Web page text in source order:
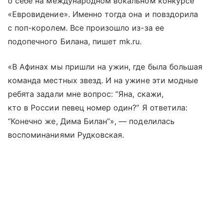
«Евровидение». Именно тогда она и повздорила
с поп-королем. Все произошло из-за ее
подопечного Билана, пишет mk.ru.
«В Афинах мы пришли на ужин, где была большая
команда местных звезд. И на ужине эти модные
ребята задали мне вопрос: “Яна, скажи,
кто в России певец номер один?” Я ответила:
“Конечно же, Дима Билан”», — поделилась
воспоминаниями Рудковская.